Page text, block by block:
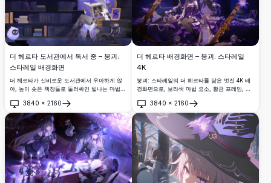
더 헤르타 도서관에서 독서 중 – 붕괴:
스타레일 배경화면
더 헤르타가 신비로운 도서관에서 우아하게 앉
아, 높이 솟은 책장들로 둘러싸인 빛나는 마법
일 배경화면은 짙은 보라색 톤과 섬세한 판타지
디테일이 특징입니다.
3840 × 2160
열기
더 헤르타 배경화면 – 붕괴: 스타레일
4K
붕괴: 스타레일의 더 헤르타를 담은 멋진 4K 배
경화면으로, 보라색 마법 요소, 황금 프레임, 신
크탑 배경화면으로 완벽한 숨막히는 고해상도
애니메이션 아트워크입니다.
3840 × 2160
열기